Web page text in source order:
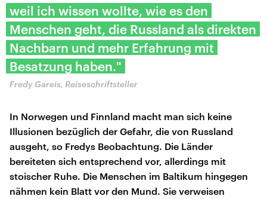
weil ich wissen wollte, wie es den
Menschen geht, die Russland als direkten
Nachbarn und mehr Erfahrung mit
Besatzung haben."
Fredy Gareis, Reiseschriftsteller
In Norwegen und Finnland macht man sich keine
Illusionen bezüglich der Gefahr, die von Russland
ausgeht, so Fredys Beobachtung. Die Länder
bereiteten sich entsprechend vor, allerdings mit
stoischer Ruhe. Die Menschen im Baltikum hingegen
nähmen kein Blatt vor den Mund. Sie verweisen